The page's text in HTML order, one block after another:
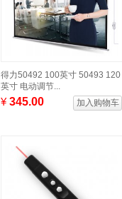
得力50492 100英寸 50493 120
英寸 电动调节...
¥345.00 加入购物车